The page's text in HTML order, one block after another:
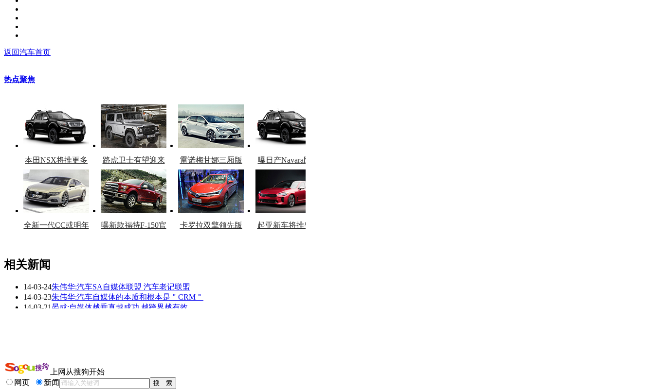
返回汽车首页
热点聚焦
本田NSX将推更多
车型
路虎卫士有望迎来
复产
雷诺梅甘娜三厢版
官图
曝日产Navara限量
全新一代CC或明年
曝新款福特F-150官
卡罗拉双擎领先版
起亚新车将推柴油
看赛车宝贝争奇斗
艳
车模美腿爆乳无惧
走光
相关新闻
14-03-24朱伟华:汽车SA自媒体联盟 汽车老记联盟
14-03-23朱伟华:汽车自媒体的本质和根本是＂CRM＂
14-03-21晏成:自媒体越垂直越成功 越跨界越有效
相关推荐
上网从搜狗开始
网页
新闻